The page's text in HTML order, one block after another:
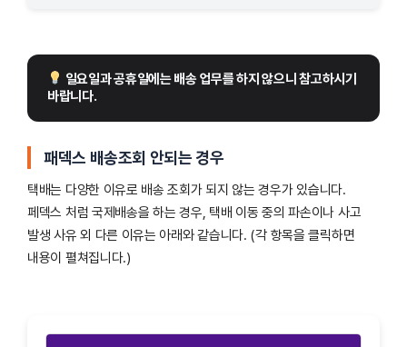
일요일과 공휴일에는 배송 업무를 하지 않으니 참고하시기
바랍니다.
패덱스 배송조회 안되는 경우
택배는 다양한 이유로 배송 조회가 되지 않는 경우가 있습니다.
페덱스 처럼 국제배송을 하는 경우, 택배 이동 중의 파손이나 사고
발생 사유 외 다른 이유는 아래와 같습니다. (각 항목을 클릭하면
내용이 펼쳐집니다.)